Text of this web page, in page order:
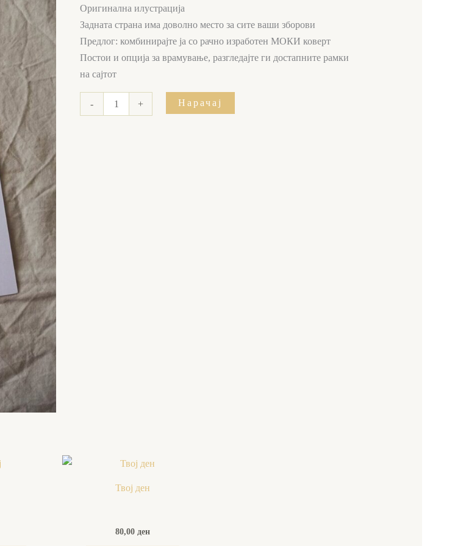
Оригинална илустрација
Задната страна има доволно место за сите ваши зборови
Предлог: комбинирајте ја со рачно изработен МОКИ коверт
Постои и опција за врамување, разгледајте ги достапните рамки
на сајтот
- + Нарачај
Твој ден
80,00 ден